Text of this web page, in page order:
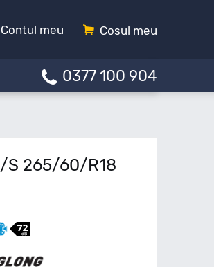
Cosul meu
Contul meu
0377 100 904
S 265/60/R18